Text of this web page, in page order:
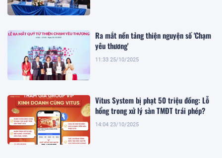
Ra mắt nền tảng thiện nguyện số 'Chạm
yêu thương'
11:33 25/10/2025
Vitus System bị phạt 50 triệu đồng: Lỗ
hổng trong xử lý sàn TMĐT trái phép?
14:04 23/10/2025